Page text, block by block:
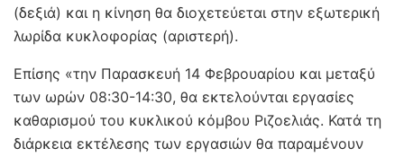
(δεξιά) και η κίνηση θα διοχετεύεται στην εξωτερική
λωρίδα κυκλοφορίας (αριστερή).
Επίσης «την Παρασκευή 14 Φεβρουαρίου και μεταξύ
των ωρών 08:30-14:30, θα εκτελούνται εργασίες
καθαρισμού του κυκλικού κόμβου Ριζοελιάς. Κατά τη
διάρκεια εκτέλεσης των εργασιών θα παραμένουν